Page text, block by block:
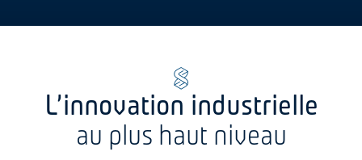
L'innovation industrielle
au plus haut niveau